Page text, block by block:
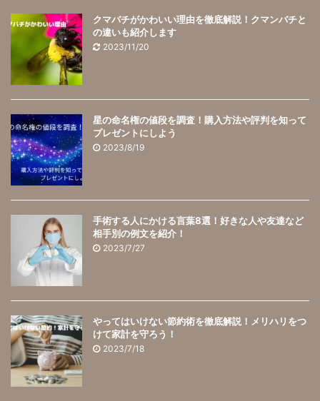
クマバチがかわいい理由を徹底解説！クマンバチと
の違いも紹介します
2023/11/20
星の命名権の値段を調査！購入方法や評判を知って
プレゼントにしよう
2023/8/19
手術する人にかける言葉8選！好きな人や友達など
相手別の例文を紹介！
2023/7/27
やってはいけない節約術を徹底解説！メリハリをつ
けて家計を守ろう！
2023/7/18